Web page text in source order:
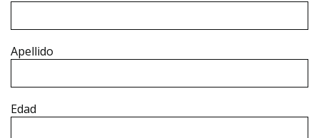
Apellido
Edad